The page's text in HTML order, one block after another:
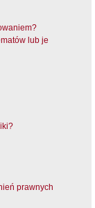
lub je
prawnych